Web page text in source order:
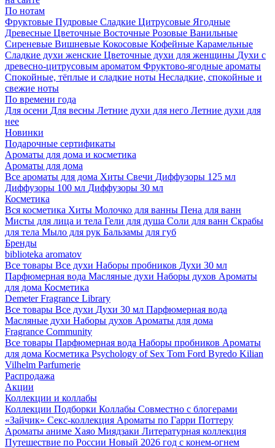
По нотам
Фруктовые Пудровые Сладкие Цитрусовые Ягодные
Древесные Цветочные Восточные Розовые Ванильные
Сиреневые Вишневые Кокосовые Кофейные Карамельные
Сладкие духи женские Цветочные духи для женщины Духи с
древесно-цитрусовым ароматом Фруктово-ягодные ароматы
Спокойные, тёплые и сладкие ноты Несладкие, спокойные и
свежие ноты
По времени года
Для осени Для весны Летние духи для него Летние духи для
нее
Новинки
Подарочные сертификаты
Ароматы для дома и косметика
Ароматы для дома
Все ароматы для дома Хиты Свечи Диффузоры 125 мл
Диффузоры 100 мл Диффузоры 30 мл
Косметика
Вся косметика Хиты Молочко для ванны Пена для ванн
Мисты для лица и тела Гели для душа Соли для ванн Скрабы
для тела Мыло для рук Бальзамы для губ
Бренды
biblioteka aromatov
Все товары Все духи Наборы пробников Духи 30 мл
Парфюмерная вода Масляные духи Наборы духов Ароматы
для дома Косметика
Demeter Fragrance Library
Все товары Все духи Духи 30 мл Парфюмерная вода
Масляные духи Наборы духов Ароматы для дома
Fragrance Community
Все товары Парфюмерная вода Наборы пробников Ароматы
для дома Косметика Psychology of Sex Tom Ford Byredo Kilian
Vilhelm Parfumerie
Распродажа
Акции
Коллекции и коллабы
Коллекции Подборки Коллабы Совместно с блогерами
«Зайчик» Секс-коллекция Ароматы по Гарри Поттеру
Ароматы аниме Хаяо Миядзаки Литературная коллекция
Путешествие по России Новый 2026 год с конем-огнем